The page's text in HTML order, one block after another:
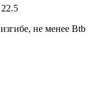
не менее Вtb